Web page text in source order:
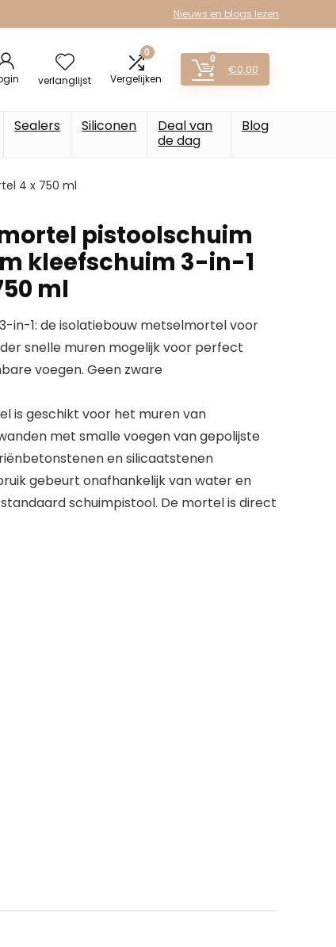
Nieuws en blogs lezen
verlanglijst
0
Vergelijken
0
€0.00
Sealers Siliconen
Deal van
de dag
Blog
4 x 750 ml
pistoolschuim
kleefschuim 3-in-1
ml
in-1: de isolatiebouw metselmortel voor
snelle muren mogelijk voor perfect
voegen. Geen zware
is geschikt voor het muren van
met smalle voegen van gepolijste
en silicaatstenen
gebeurt onafhankelijk van water en
schuimpistool. De mortel is direct